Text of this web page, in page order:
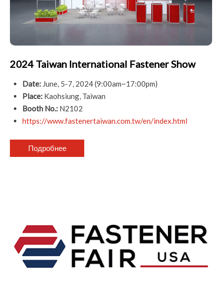
2024 Taiwan International Fastener Show
Date: June, 5-7, 2024 (9:00am~17:00pm)
Place: Kaohsiung, Taiwan
Booth No.: N2102
https://www.fastenertaiwan.com.tw/en/index.html
Подробнее